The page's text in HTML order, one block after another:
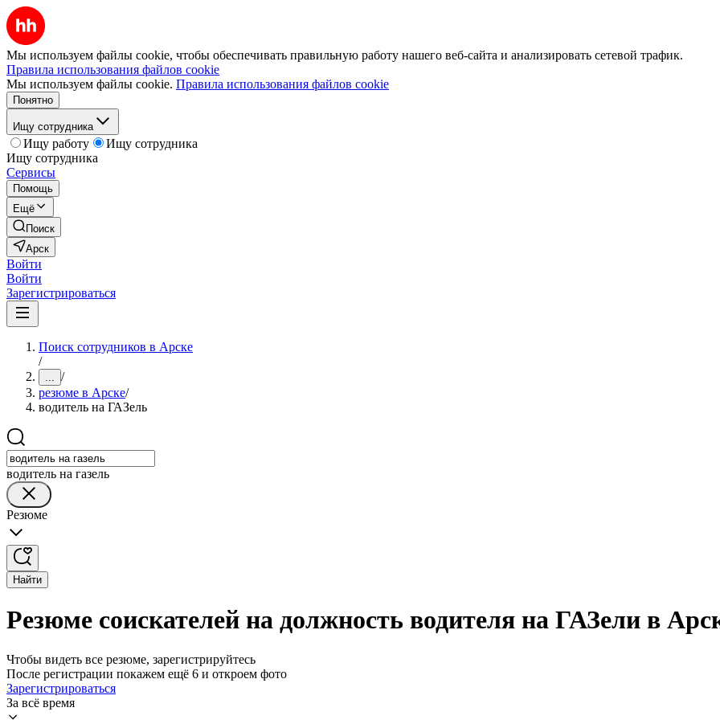
Мы используем файлы cookie, чтобы обеспечивать правильную работу нашего веб-сайта и анализировать сетевой трафик.
Правила использования файлов cookie
Мы используем файлы cookie. Правила использования файлов cookie
Понятно
Ищу сотрудника
Ищу работу
Ищу сотрудника
Ищу сотрудника
Сервисы
Помощь
Ещё
Поиск
Арск
Войти
Войти
Зарегистрироваться
Поиск сотрудников в Арске
/
... /
резюме в Арске/
водитель на ГАЗель
водитель на газель
Резюме
Найти
Резюме соискателей на должность водителя на ГАЗели в
Чтобы видеть все резюме, зарегистрируйтесь
После регистрации покажем ещё 6 и откроем фото
Зарегистрироваться
За всё время